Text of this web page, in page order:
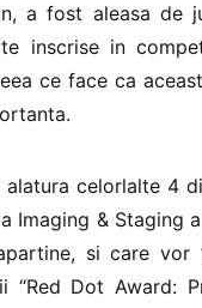
a fost aleasa de
inscrise in
ce face ca
alatura celorlalte 4
Imaging & Staging
si care vor
“Red Dot Award: